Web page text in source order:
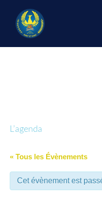
contenu
L’agenda
« Tous les Évènements
Cet évènement est